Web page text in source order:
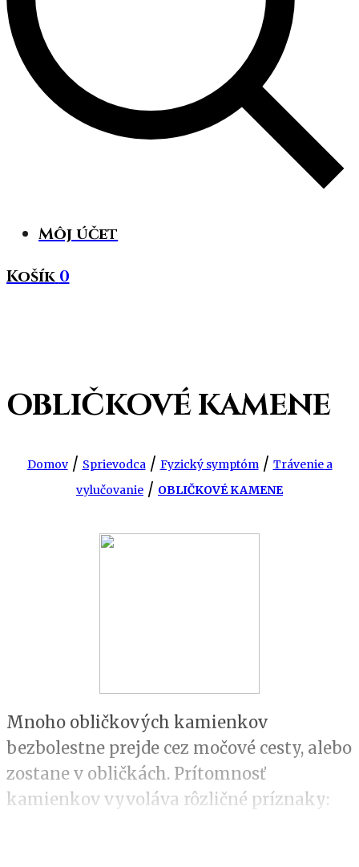
Môj účet
Košík 0
OBLIČKOVÉ KAMENE
Domov / Sprievodca / Fyzický symptóm / Trávenie a
vylučovanie / OBLIČKOVÉ KAMENE
Mnoho obličkových kamienkov
bezbolestne prejde cez močové cesty, alebo
zostane v obličkách. Prítomnosť
kamienkov vyvoláva rôzličné príznaky: